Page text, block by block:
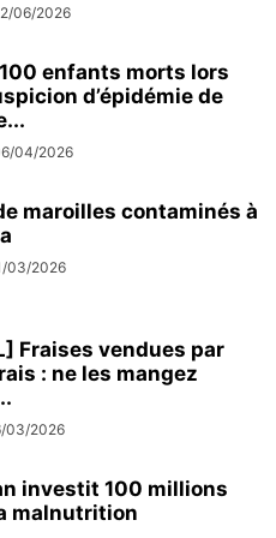
06/2026
enfants morts lors
d’épidémie de
04/2026
maroilles contaminés à
03/2026
Fraises vendues par
: ne les mangez
03/2026
investit 100 millions
malnutrition